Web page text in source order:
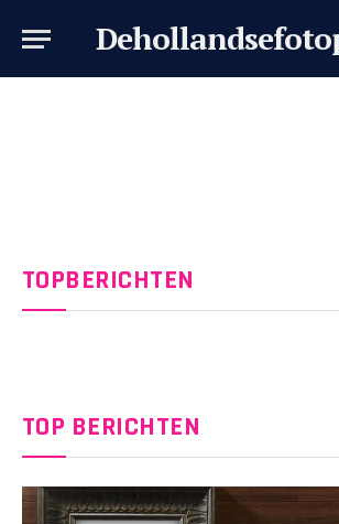
TOPBERICHTEN
TOP BERICHTEN